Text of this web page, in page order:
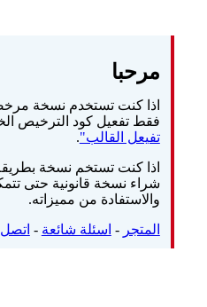
مرحبا
اذا كنت تستخدم نسخة
فقط تفعيل كود الترخيص
تفيعل القالب".
اذا كنت تستخم نسخة
شراء نسخة قانونية حتى
والاستفادة من مميزاته.
المتجر - اسئلة شائعة -